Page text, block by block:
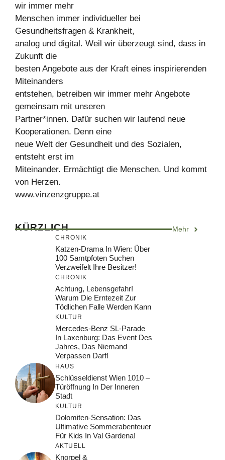
wir immer mehr
Menschen immer individueller bei
Gesundheitsfragen & Krankheit,
analog und digital. Weil wir überzeugt sind, dass in
Zukunft die
besten Angebote aus der Kraft eines inspirierenden
Miteinanders
entstehen, betreiben wir immer mehr Angebote
gemeinsam mit unseren
Partner*innen. Dafür suchen wir laufend neue
Kooperationen. Denn eine
neue Welt der Gesundheit und des Sozialen,
entsteht erst im
Miteinander. Ermächtigt die Menschen. Und kommt
von Herzen.
www.vinzenzgruppe.at
KÜRZLICH Mehr
CHRONIK
Katzen-Drama In Wien: Über
100 Samtpfoten Suchen
Verzweifelt Ihre Besitzer!
CHRONIK
Achtung, Lebensgefahr!
Warum Die Erntezeit Zur
Tödlichen Falle Werden Kann
KULTUR
Mercedes-Benz SL-Parade
In Laxenburg: Das Event Des
Jahres, Das Niemand
Verpassen Darf!
HAUS
Schlüsseldienst Wien 1010 –
Türöffnung In Der Inneren
Stadt
KULTUR
Dolomiten-Sensation: Das
Ultimative Sommerabenteuer
Für Kids In Val Gardena!
AKTUELL
Knorpel &